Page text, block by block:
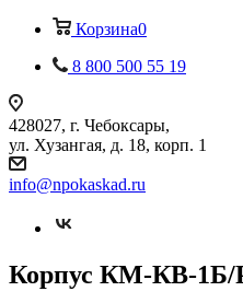
Корзина0
8 800 500 55 19
428027, г. Чебоксары,
ул. Хузангая, д. 18, корп. 1
info@npokaskad.ru
Корпус КМ-КВ-1Б/